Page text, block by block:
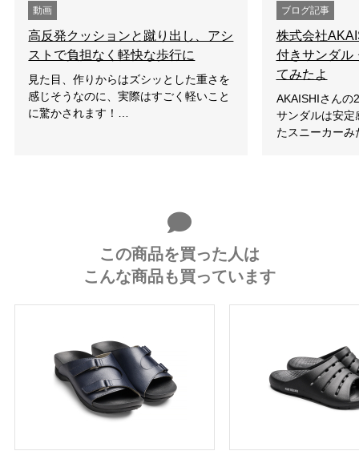
動画
高反発クッションと蹴り出し、アシ
ストで負担なく軽快な歩行に
見た目、作りからはズシッとした重さを
感じそうなのに、実際はすごく軽いこと
に驚かされます！…
ブログ記事
株式会社
付きサンダル
てみたよ
AKAISHIさんの
サンダルは安定
たスニーカー
この商品を買った人は
こんな商品も買っています